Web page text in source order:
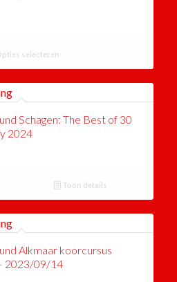
selecteren
Schagen: The Best of 30
2024
Toon details
Alkmaar koorcursus
2023/09/14